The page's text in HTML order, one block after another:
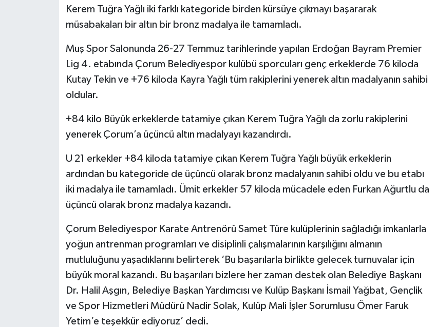
Kerem Tuğra Yağlı iki farklı kategoride birden kürsüye çıkmayı başararak
müsabakaları bir altın bir bronz madalya ile tamamladı.
Muş Spor Salonunda 26-27 Temmuz tarihlerinde yapılan Erdoğan Bayram Premier
Lig 4. etabında Çorum Belediyespor kulübü sporcuları genç erkeklerde 76 kiloda
Kutay Tekin ve +76 kiloda Kayra Yağlı tüm rakiplerini yenerek altın madalyanın sahibi
oldular.
+84 kilo Büyük erkeklerde tatamiye çıkan Kerem Tuğra Yağlı da zorlu rakiplerini
yenerek Çorum’a üçüncü altın madalyayı kazandırdı.
U 21 erkekler +84 kiloda tatamiye çıkan Kerem Tuğra Yağlı büyük erkeklerin
ardından bu kategoride de üçüncü olarak bronz madalyanın sahibi oldu ve bu etabı
iki madalya ile tamamladı. Ümit erkekler 57 kiloda mücadele eden Furkan Ağurtlu da
üçüncü olarak bronz madalya kazandı.
Çorum Belediyespor Karate Antrenörü Samet Türe kulüplerinin sağladığı imkanlarla
yoğun antrenman programları ve disiplinli çalışmalarının karşılığını almanın
mutluluğunu yaşadıklarını belirterek ‘Bu başarılarla birlikte gelecek turnuvalar için
büyük moral kazandı. Bu başarıları bizlere her zaman destek olan Belediye Başkanı
Dr. Halil Aşgın, Belediye Başkan Yardımcısı ve Kulüp Başkanı İsmail Yağbat, Gençlik
ve Spor Hizmetleri Müdürü Nadir Solak, Kulüp Mali İşler Sorumlusu Ömer Faruk
Yetim’e teşekkür ediyoruz’ dedi.